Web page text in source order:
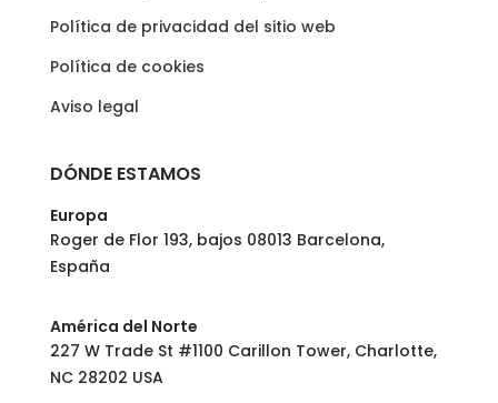
Política de privacidad del sitio web
Política de cookies
Aviso legal
DÓNDE ESTAMOS
Europa
Roger de Flor 193, bajos 08013 Barcelona,
España
América del Norte
227 W Trade St #1100 Carillon Tower, Charlotte,
NC 28202 USA